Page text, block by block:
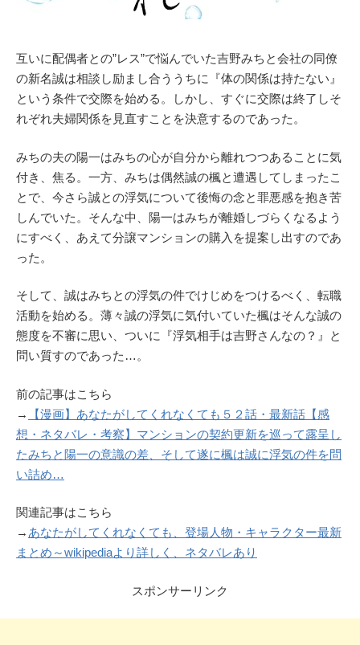
互いに配偶者との”レス”で悩んでいた吉野みちと会社の同僚
の新名誠は相談し励まし合ううちに『体の関係は持たない』
という条件で交際を始める。しかし、すぐに交際は終了しそ
れぞれ夫婦関係を見直すことを決意するのであった。
みちの夫の陽一はみちの心が自分から離れつつあることに気
付き、焦る。一方、みちは偶然誠の楓と遭遇してしまったこ
とで、今さら誠との浮気について後悔の念と罪悪感を抱き苦
しんでいた。そんな中、陽一はみちが離婚しづらくなるよう
にすべく、あえて分譲マンションの購入を提案し出すのであ
った。
そして、誠はみちとの浮気の件でけじめをつけるべく、転職
活動を始める。薄々誠の浮気に気付いていた楓はそんな誠の
態度を不審に思い、ついに『浮気相手は吉野さんなの？』と
問い質すのであった…。
前の記事はこちら
→
【漫画】あなたがしてくれなくても５２話・最新話【感
想・ネタバレ・考察】マンションの契約更新を巡って露呈し
たみちと陽一の意識の差、そして遂に楓は誠に浮気の件を問
い詰め…
関連記事はこちら
→ あなたがしてくれなくても、登場人物・キャラクター最新
まとめ～wikipediaより詳しく、ネタバレあり
スポンサーリンク